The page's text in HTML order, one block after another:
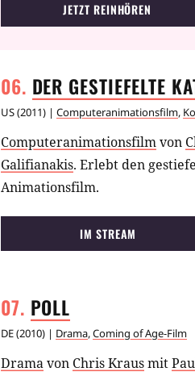
JETZT REINHÖREN
DER GESTIEFELTE
US(2011) | Computeranimationsfilm,
Computeranimationsfilmvon
Galifianakis. Erlebt den
Animationsfilm.
IM STREAM
POLL
DE(2010) | Drama,Coming of Age-Film
Dramavon Chris Krausmit